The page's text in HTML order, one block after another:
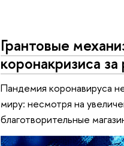
Грантовые
коронакризиса
Пандемия коронавируса
миру: несмотря на
благотворительные